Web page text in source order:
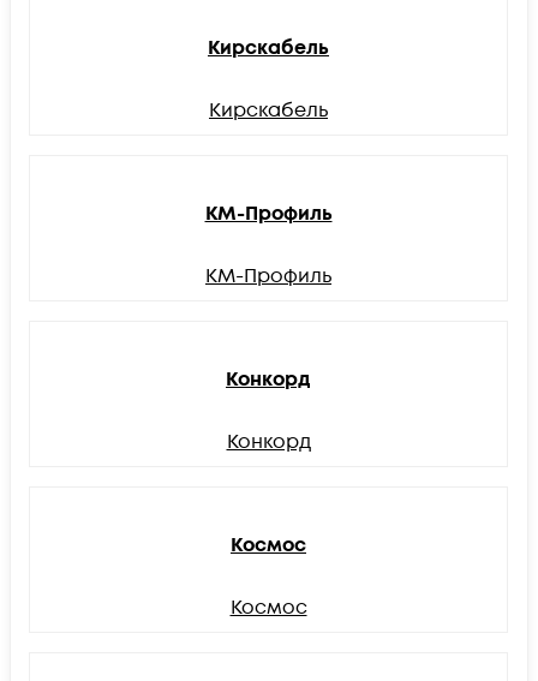
Кирскабель
Кирскабель
КМ-Профиль
КМ-Профиль
Конкорд
Конкорд
Космос
Космос